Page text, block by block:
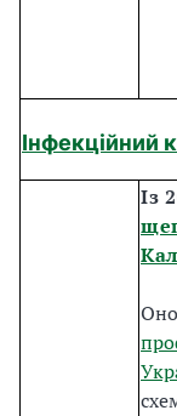
Інфекційний
Із